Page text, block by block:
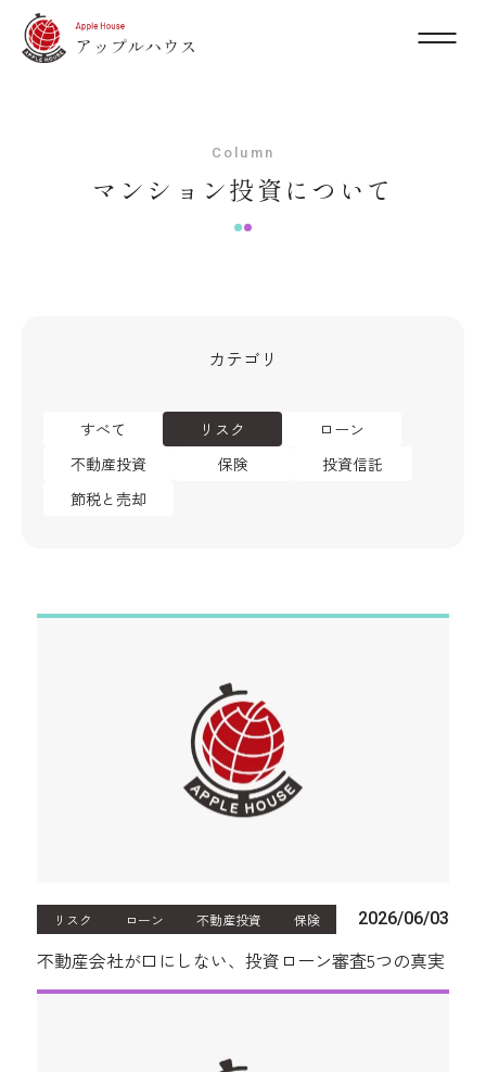
Column
マンション投資について
カテゴリ
すべて リスク
ローン
不動産投資
保険
投資信託
節税と売却
リスク ローン 不動産投資 保険 2026/06/03
不動産会社が口にしない、投資ローン審査5つの真実